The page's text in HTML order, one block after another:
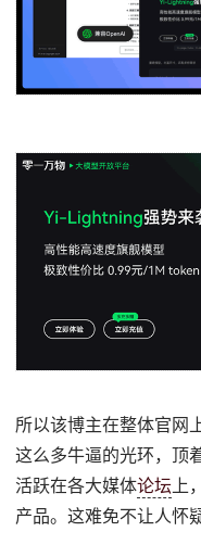
所以该博主在整体官网
这么多牛逼的光环，顶
活跃在各大媒体论坛 上
产品。这难免不让人怀